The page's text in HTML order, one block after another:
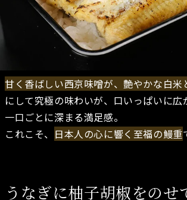
甘く香ばしい西京味噌が、艶やかな白米
にして究極の味わいが、口いっぱいに広
一口ごとに深まる満足感。
これこそ、 日本人の心に響く至福の鰻重
うなぎに柚子胡椒をのせ